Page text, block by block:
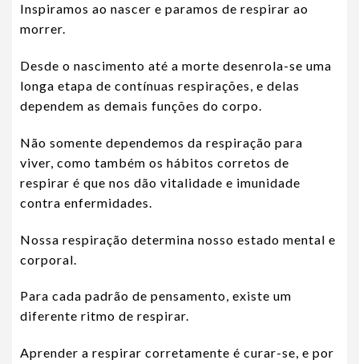
Inspiramos ao nascer e paramos de respirar ao
morrer.
Desde o nascimento até a morte desenrola-se uma
longa etapa de contínuas respirações, e delas
dependem as demais funções do corpo.
Não somente dependemos da respiração para
viver, como também os hábitos corretos de
respirar é que nos dão vitalidade e imunidade
contra enfermidades.
Nossa respiração determina nosso estado mental e
corporal.
Para cada padrão de pensamento, existe um
diferente ritmo de respirar.
Aprender a respirar corretamente é curar-se, e por